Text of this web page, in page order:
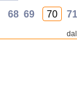
68 69 70 71